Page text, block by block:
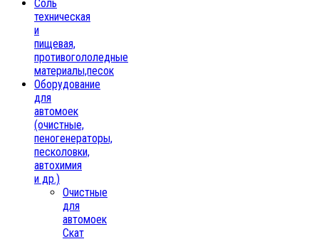
Соль
техническая
и
пищевая,
противогололедные
материалы,песок
Oборудование
для
автомоек
(очистные,
пеногенераторы,
песколовки,
автохимия
и др.)
Очистные
для
автомоек
Скат